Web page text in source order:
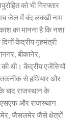
को भी गिरफ्तार
जेल में बंद लक्खी नाम
का मानना है कि नशा
केंद्रीय गृहमंत्री
बीकानेर,
थी। केंद्रीय एजेंसियों
तकनीक से हथियार और
के बाद राजस्थान के
और राजस्थान
जैसलमेर जैसे क्षेत्रों